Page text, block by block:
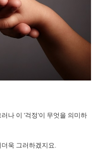
나 이 '걱정'이 무엇을 의미하
욱 그러하겠지요.